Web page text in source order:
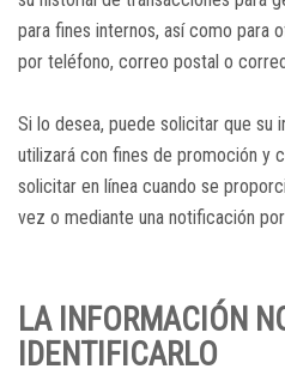
para fines internos, así como para
por teléfono, correo postal o
Si lo desea, puede solicitar que su
utilizará con fines de promoción y
solicitar en línea cuando se
vez o mediante una notificación
LA INFORMACIÓN
IDENTIFICARLO